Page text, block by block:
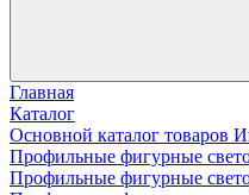
Главная
Каталог
Основной каталог товаров
Профильные фигурные
Профильные фигурные